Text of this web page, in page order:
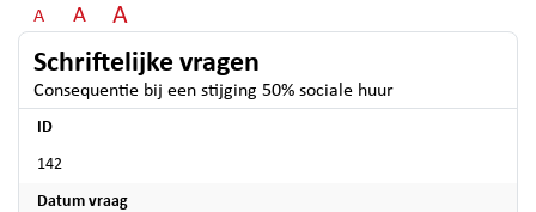
A A A
Schriftelijke vragen
Consequentie bij een stijging 50% sociale huur
ID
142
Datum vraag